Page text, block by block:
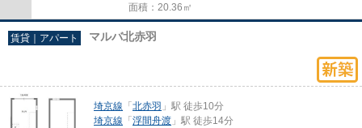
面積：20.36㎡
賃貸｜アパート マルバ北赤羽
埼京線 「 北赤羽 」駅 徒歩10分
埼京線 「 浮間舟渡 」駅 徒歩14分